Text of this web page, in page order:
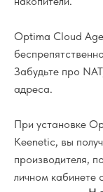
Optima Cloud
Забудьте про
адреса.
При установке
Keenetic, вы
производителя,
личном кабинете